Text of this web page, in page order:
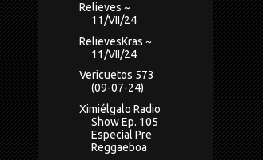
Relieves ~
11/VII/24
RelievesKras ~
11/VII/24
Vericuetos 573
(09-07-24)
Ximiélgalo Radio
Show Ep. 105
Especial Pre
Reggaeboa